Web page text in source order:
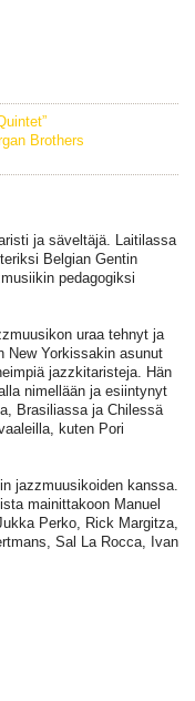
Brothers
ja säveltäjä. Laitilassa
Belgian Gentin
pedagogiksi
uraa tehnyt ja
New Yorkissakin asunut
jazzkitaristeja. Hän
nimellään ja esiintynyt
Brasiliassa ja Chilessä
kuten Pori
jazzmuusikoiden kanssa.
mainittakoon Manuel
Perko, Rick Margitza,
Sal La Rocca, Ivan